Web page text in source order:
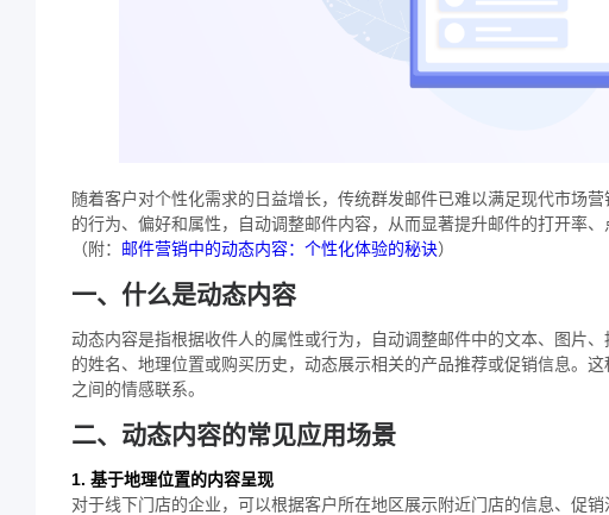
随着客户对个性化需求的日益增长，传统群发邮件已难以满足现代市场
的行为、偏好和属性，自动调整邮件内容，从而显著提升邮件的打开率、
（附： 邮件营销中的动态内容：个性化体验的秘诀）
一、什么是动态内容
动态内容是指根据收件人的属性或行为，自动调整邮件中的文本、图片
的姓名、地理位置或购买历史，动态展示相关的产品推荐或促销信息。
之间的情感联系。
二、动态内容的常见应用场景
1. 基于地理位置的内容呈现
对于线下门店的企业，可以根据客户所在地区展示附近门店的信息、促